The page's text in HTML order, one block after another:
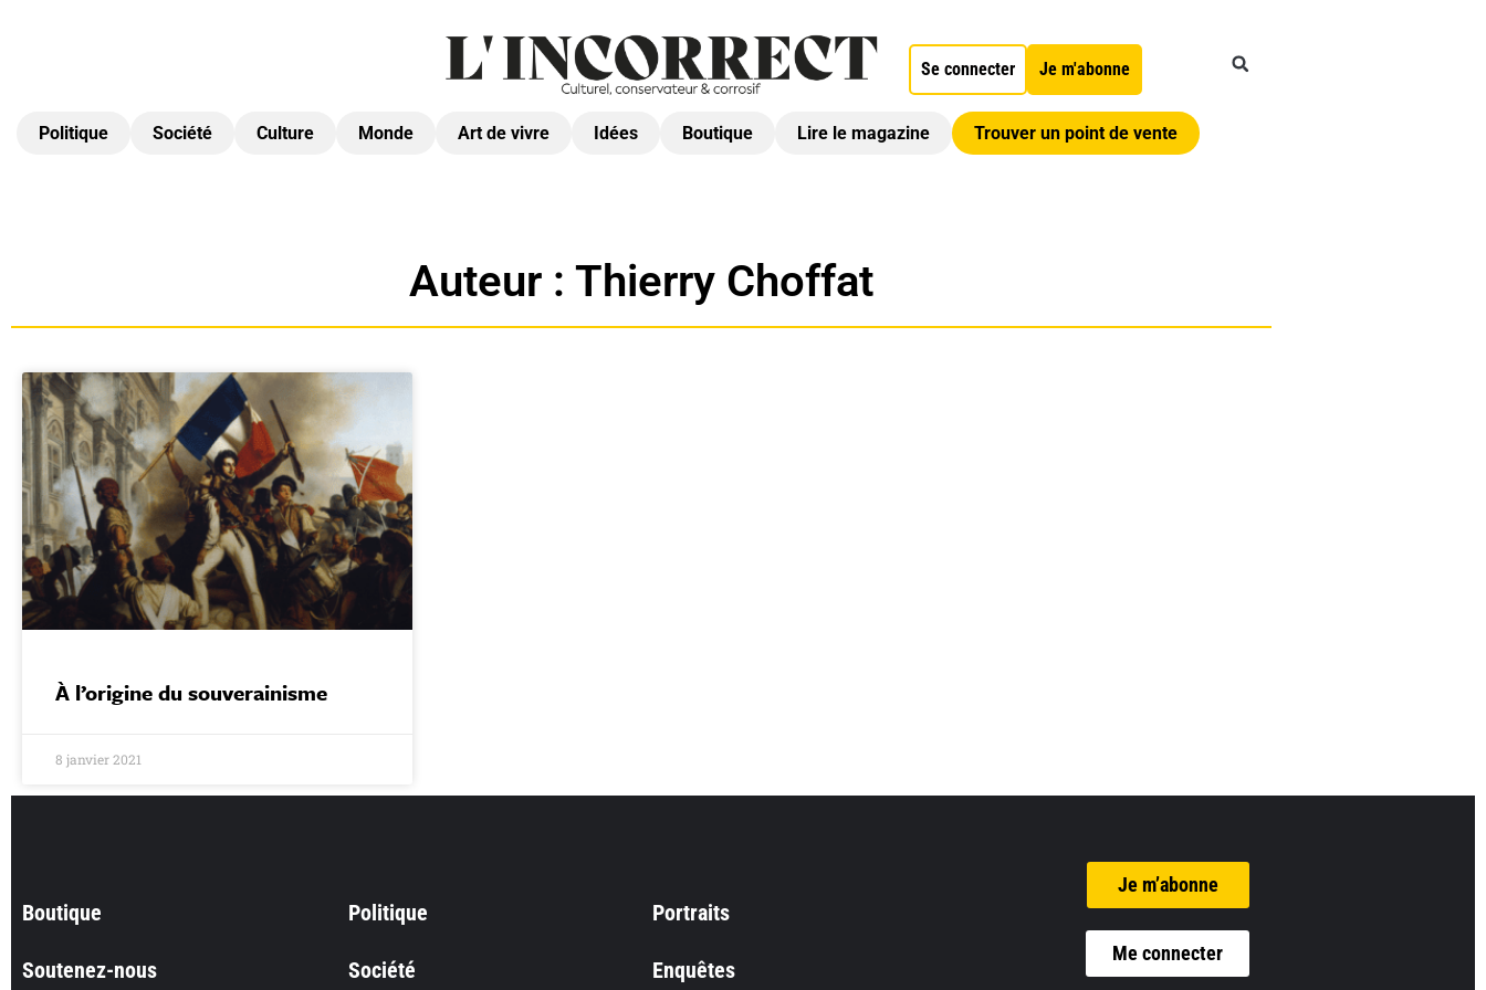
Se connecter Je m'abonne
Politique Société Culture Monde Art de vivre Idées Boutique Lire le magazine Trouver un point de vente
Auteur : Thierry Choffat
À l’origine du souverainisme
8 janvier 2021
Boutique
Soutenez-nous
Politique
Société
Portraits
Enquêtes
Je m’abonne
Me connecter